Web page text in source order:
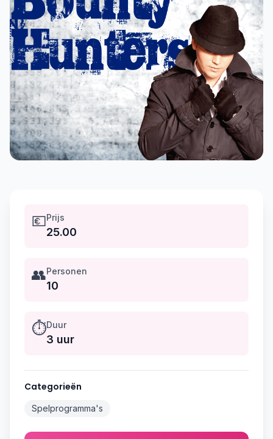
💶Prijs
25.00
👥Personen
10
⏱️Duur
3 uur
Categorieën
Spelprogramma's